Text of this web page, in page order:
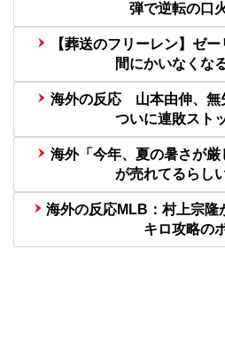
弾で逆転の口
【葬送のフリーレン】ゼ
間にかいなくな
海外の反応 山本由伸、無
ついに連敗スト
海外「今年、夏の暑さが
が売れてるらし
海外の反応MLB：村上宗隆
キロ攻略の